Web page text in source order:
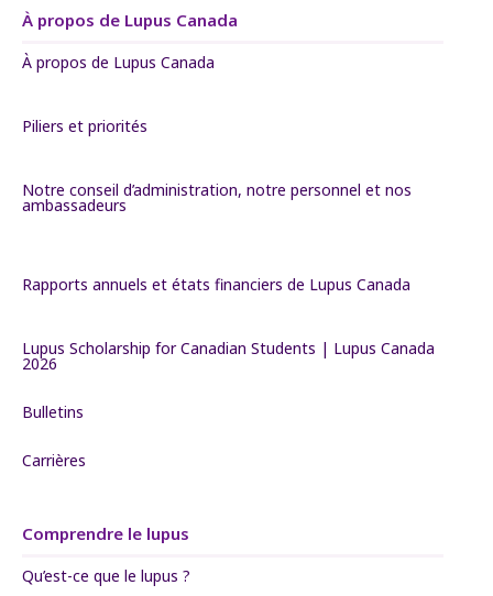
À propos de Lupus Canada
À propos de Lupus Canada
Piliers et priorités
Notre conseil d’administration, notre personnel et nos
ambassadeurs
Rapports annuels et états financiers de Lupus Canada
Lupus Scholarship for Canadian Students | Lupus Canada
2026
Bulletins
Carrières
Comprendre le lupus
Qu’est-ce que le lupus ?